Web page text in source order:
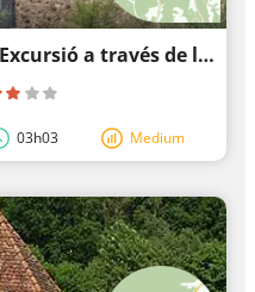
Ruta circular Kirchzell 2: Excursió a través de la vall d'Otterbach
03h03 Medium